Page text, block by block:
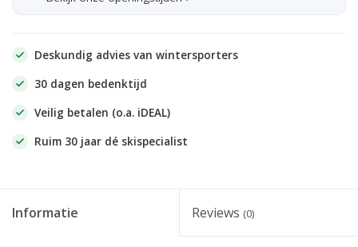
Deskundig advies van wintersporters
30 dagen bedenktijd
Veilig betalen (o.a. iDEAL)
Ruim 30 jaar dé skispecialist
Informatie Reviews (0)